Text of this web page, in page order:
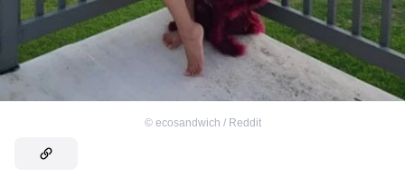
© ecosandwich / Reddit